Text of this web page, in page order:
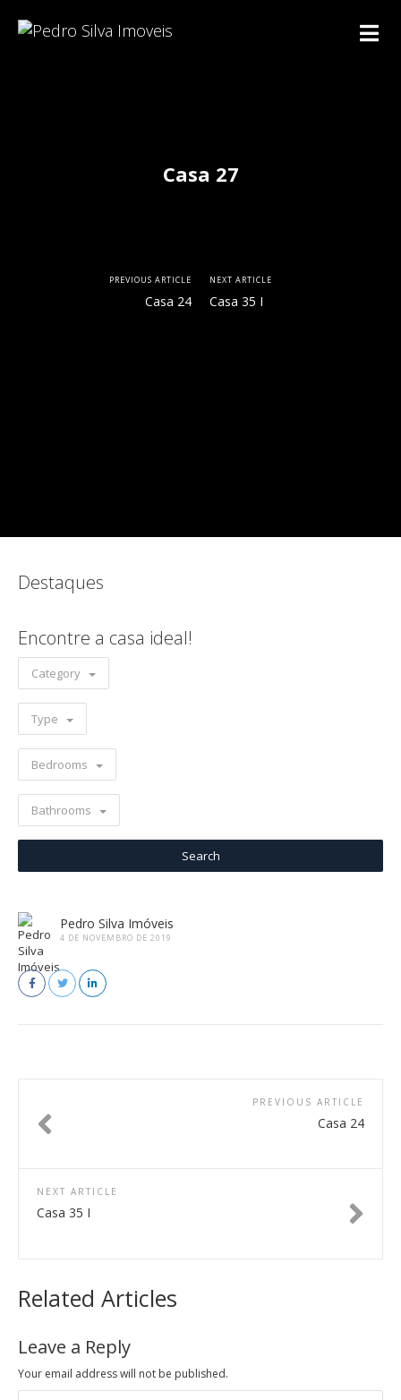
Casa 27
PREVIOUS ARTICLE
Casa 24
NEXT ARTICLE
Casa 35 I
Destaques
Encontre a casa ideal!
Category
Type
Bedrooms
Bathrooms
Pedro Silva Imóveis
4 DE NOVEMBRO DE 2019
PREVIOUS ARTICLE
Casa 24
NEXT ARTICLE
Casa 35 I
Related Articles
Leave a Reply
Your email address will not be published.